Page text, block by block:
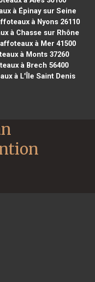
à Épinay sur Seine
à Nyons 26110
à Chasse sur Rhône
à Mer 41500
à Monts 37260
à Brech 56400
à L'Île Saint Denis